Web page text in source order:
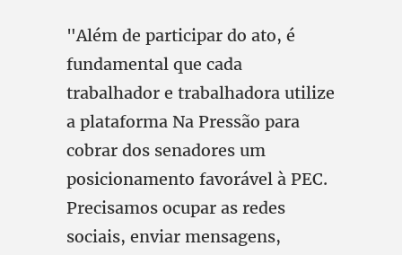
"Além de participar do ato, é
fundamental que cada
trabalhador e trabalhadora utilize
a plataforma Na Pressão para
cobrar dos senadores um
posicionamento favorável à PEC.
Precisamos ocupar as redes
sociais, enviar mensagens,